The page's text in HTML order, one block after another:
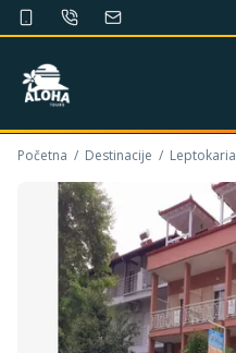
Početna / Destinacije / Leptokaria